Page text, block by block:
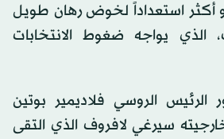
أكثر استعداداً لخوض رهان طويل
الذي يواجه ضغوط الانتخابات
الرئيس الروسي فلاديمير بوتين
سيرغي لافروف الذي التقى